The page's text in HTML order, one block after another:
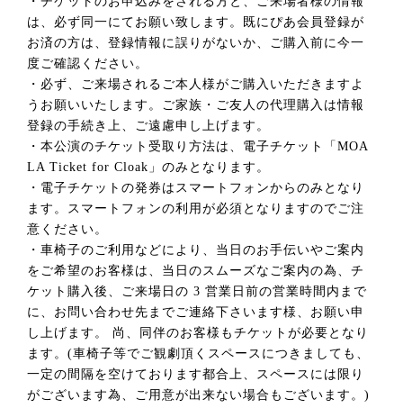
は、必ず同一にてお願い致します。既にぴあ会員登録が
お済の方は、登録情報に誤りがないか、ご購入前に今一
度ご確認ください。
・必ず、ご来場されるご本人様がご購入いただきますよ
うお願いいたします。ご家族・ご友人の代理購入は情報
登録の手続き上、ご遠慮申し上げます。
・本公演のチケット受取り方法は、電子チケット「MOA
LA Ticket for Cloak」のみとなります。
・電子チケットの発券はスマートフォンからのみとなり
ます。スマートフォンの利用が必須となりますのでご注
意ください。
・車椅子のご利用などにより、当日のお手伝いやご案内
をご希望のお客様は、当日のスムーズなご案内の為、チ
ケット購入後、ご来場日の 3 営業日前の営業時間内まで
に、お問い合わせ先までご連絡下さいます様、お願い申
し上げます。 尚、同伴のお客様もチケットが必要となり
ます。(車椅子等でご観劇頂くスペースにつきましても、
一定の間隔を空けております都合上、スペースには限り
がございます為、ご用意が出来ない場合もございます。)